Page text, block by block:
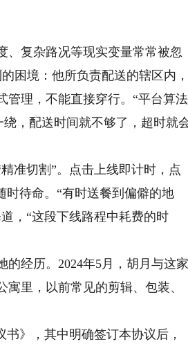
复杂路况等现实变量常常被忽
困境：他所负责配送的辖区内，
管理，不能直接穿行。“平台算法
，配送时间就不够了，超时就
准切割”。点击上线即计时，点
待命。“有时送餐到偏僻的地
，“这段下线路程中耗费的时
经历。2024年5月，胡月与这家
里，以前常见的剪辑、包装、
》，其中明确签订本协议后，